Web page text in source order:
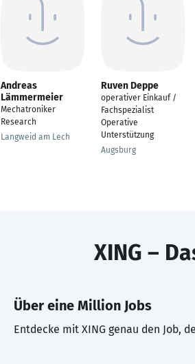
Andreas
Lämmermeier
Mechatroniker
Research
Langweid am Lech
Ruven Deppe
operativer Einkauf /
Fachspezialist
Operative
Unterstützung
Augsburg
XING –
Über eine Million Jobs
Entdecke mit XING genau den Job,